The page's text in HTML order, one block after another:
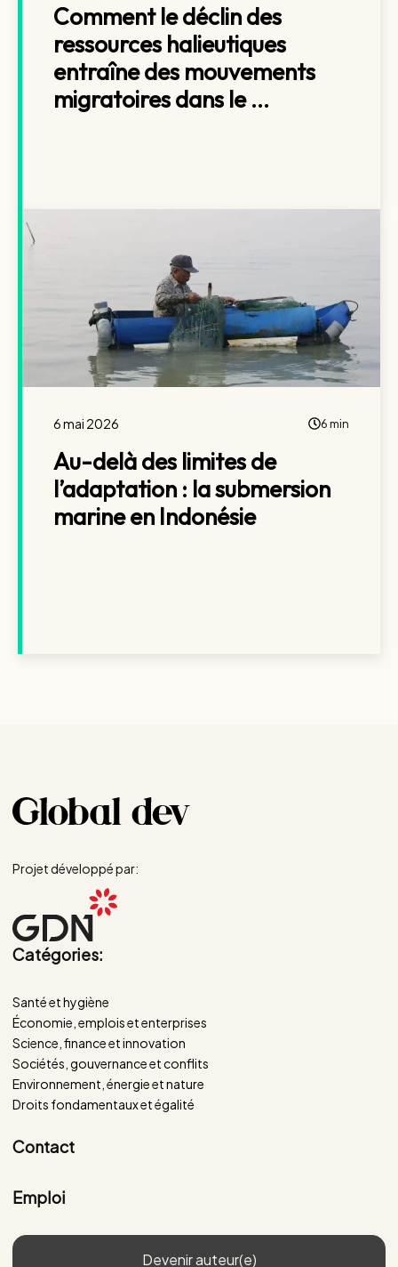
Comment le déclin des
ressources halieutiques
entraîne des mouvements
migratoires dans le ...
6 mai 2026 6 min
Au-delà des limites de
l’adaptation : la submersion
marine en Indonésie
Projet développé par:
Catégories:
Santé et hygiène
Économie, emplois et enterprises
Science, finance et innovation
Sociétés, gouvernance et conflits
Environnement, énergie et nature
Droits fondamentaux et égalité
Contact
Emploi
Devenir auteur(e)